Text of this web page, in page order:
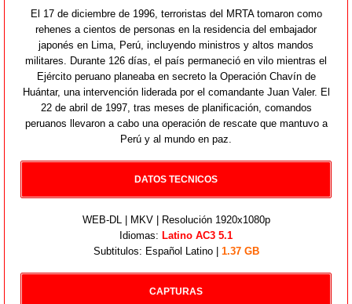
El 17 de diciembre de 1996, terroristas del MRTA tomaron como
rehenes a cientos de personas en la residencia del embajador
japonés en Lima, Perú, incluyendo ministros y altos mandos
militares. Durante 126 días, el país permaneció en vilo mientras el
Ejército peruano planeaba en secreto la Operación Chavín de
Huántar, una intervención liderada por el comandante Juan Valer. El
22 de abril de 1997, tras meses de planificación, comandos
peruanos llevaron a cabo una operación de rescate que mantuvo a
Perú y al mundo en paz.
DATOS TECNICOS
WEB-DL | MKV | Resolución 1920x1080p
Idiomas: Latino AC3 5.1
Subtitulos: Español Latino | 1.37 GB
CAPTURAS